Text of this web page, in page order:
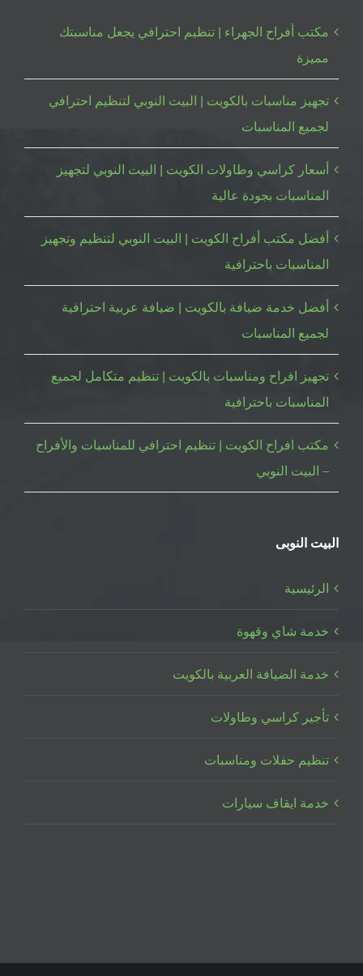
مكتب أفراح الجهراء | تنظيم احترافي يجعل مناسبتك
مميزة
تجهيز مناسبات بالكويت | البيت النوبي لتنظيم احترافي
لجميع المناسبات
أسعار كراسي وطاولات الكويت | البيت النوبي لتجهيز
المناسبات بجودة عالية
أفضل مكتب أفراح الكويت | البيت النوبي لتنظيم وتجهيز
المناسبات باحترافية
أفضل خدمة ضيافة بالكويت | ضيافة عربية احترافية
لجميع المناسبات
تجهيز افراح ومناسبات بالكويت | تنظيم متكامل لجميع
المناسبات باحترافية
مكتب افراح الكويت | تنظيم احترافي للمناسبات والأفراح
– البيت النوبي
البيت النوبى
الرئيسية
خدمة شاي وقهوة
خدمة الضيافة العربية بالكويت
تأجير كراسي وطاولات
تنظيم حفلات ومناسبات
خدمة ايقاف سيارات